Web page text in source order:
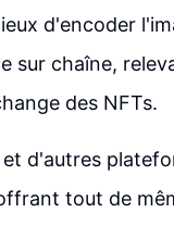
d'encoder
sur chaîne,
des NFTs.
et d'autres
tout de